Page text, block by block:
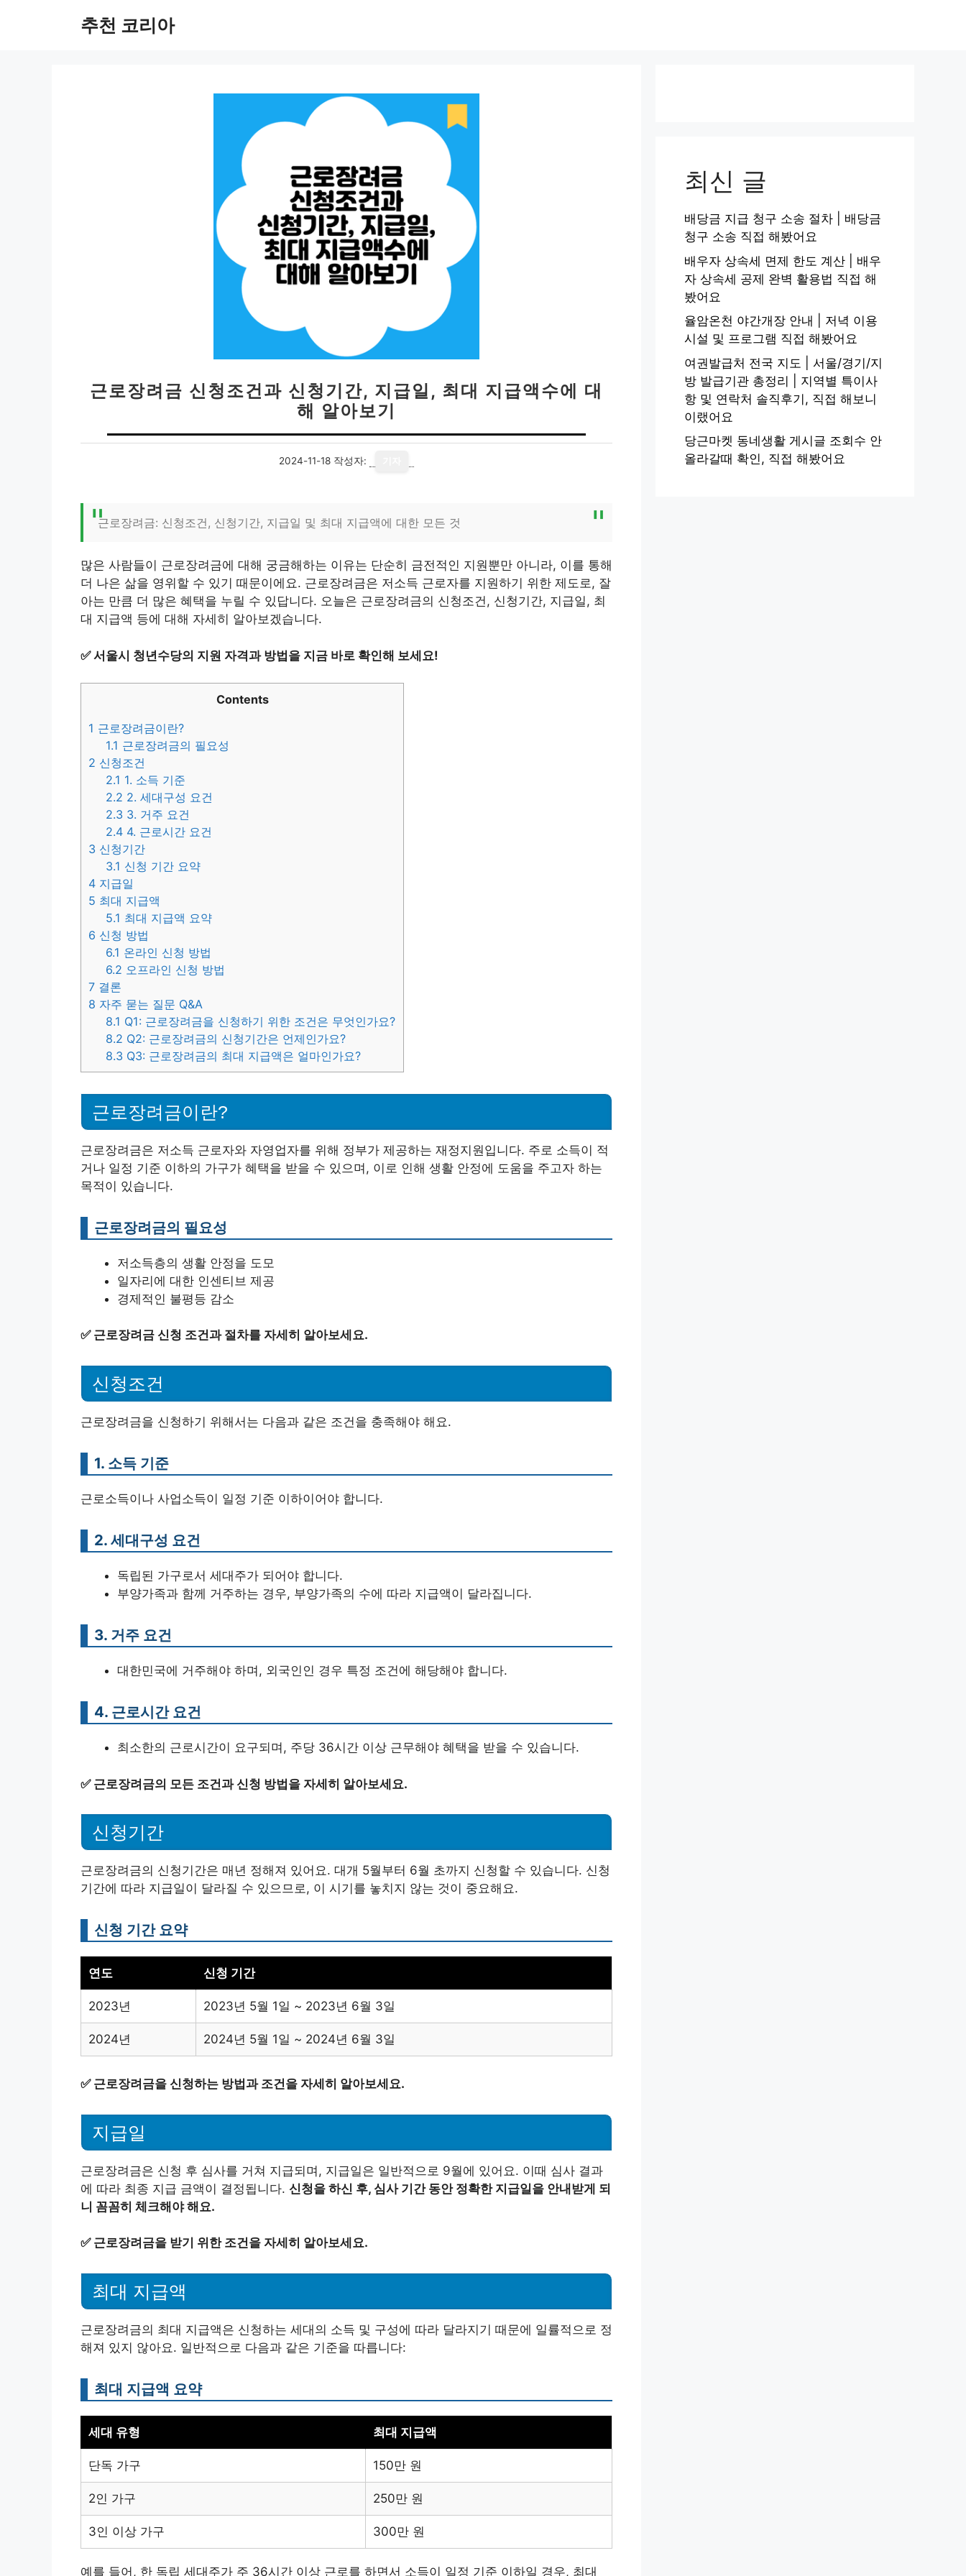
추천 코리아
근로장려금 신청조건과 신청기간, 지급일, 최대 지급액수에 대
해 알아보기
2024-11-18 작성자:
근로장려금: 신청조건, 신청기간, 지급일 및 최대 지급액에 대한 모든 것
많은 사람들이 근로장려금에 대해 궁금해하는 이유는 단순히 금전적인 지원뿐만 아니라, 이를 통해
더 나은 삶을 영위할 수 있기 때문이에요. 근로장려금은 저소득 근로자를 지원하기 위한 제도로, 잘
아는 만큼 더 많은 혜택을 누릴 수 있답니다. 오늘은 근로장려금의 신청조건, 신청기간, 지급일, 최
대 지급액 등에 대해 자세히 알아보겠습니다.
✅서울시 청년수당의 지원 자격과 방법을 지금 바로 확인해 보세요!
Contents
1 근로장려금이란?
1.1 근로장려금의 필요성
2 신청조건
2.1 1. 소득 기준
2.2 2. 세대구성 요건
2.3 3. 거주 요건
2.4 4. 근로시간 요건
3 신청기간
3.1 신청 기간 요약
4 지급일
5 최대 지급액
5.1 최대 지급액 요약
6 신청 방법
6.1 온라인 신청 방법
6.2 오프라인 신청 방법
7 결론
8 자주 묻는 질문 Q&A
8.1 Q1: 근로장려금을 신청하기 위한 조건은 무엇인가요?
8.2 Q2: 근로장려금의 신청기간은 언제인가요?
8.3 Q3: 근로장려금의 최대 지급액은 얼마인가요?
근로장려금이란?
근로장려금은 저소득 근로자와 자영업자를 위해 정부가 제공하는 재정지원입니다. 주로 소득이 적
거나 일정 기준 이하의 가구가 혜택을 받을 수 있으며, 이로 인해 생활 안정에 도움을 주고자 하는
목적이 있습니다.
근로장려금의 필요성
저소득층의 생활 안정을 도모
일자리에 대한 인센티브 제공
경제적인 불평등 감소
✅ 근로장려금 신청 조건과 절차를 자세히 알아보세요.
신청조건
근로장려금을 신청하기 위해서는 다음과 같은 조건을 충족해야 해요.
1. 소득 기준
근로소득이나 사업소득이 일정 기준 이하이어야 합니다.
2. 세대구성 요건
독립된 가구로서 세대주가 되어야 합니다.
부양가족과 함께 거주하는 경우, 부양가족의 수에 따라 지급액이 달라집니다.
3. 거주 요건
대한민국에 거주해야 하며, 외국인인 경우 특정 조건에 해당해야 합니다.
4. 근로시간 요건
최소한의 근로시간이 요구되며, 주당 36시간 이상 근무해야 혜택을 받을 수 있습니다.
✅ 근로장려금의 모든 조건과 신청 방법을 자세히 알아보세요.
신청기간
근로장려금의 신청기간은 매년 정해져 있어요. 대개 5월부터 6월 초까지 신청할 수 있습니다. 신청
기간에 따라 지급일이 달라질 수 있으므로, 이 시기를 놓치지 않는 것이 중요해요.
신청 기간 요약
연도 신청 기간
2023년 2023년 5월 1일 ~ 2023년 6월 3일
2024년 2024년 5월 1일 ~ 2024년 6월 3일
✅ 근로장려금을 신청하는 방법과 조건을 자세히 알아보세요.
지급일
근로장려금은 신청 후 심사를 거쳐 지급되며, 지급일은 일반적으로 9월에 있어요. 이때 심사 결과
에 따라 최종 지급 금액이 결정됩니다. 신청을 하신 후, 심사 기간 동안 정확한 지급일을 안내받게 되
니 꼼꼼히 체크해야 해요.
✅ 근로장려금을 받기 위한 조건을 자세히 알아보세요.
최대 지급액
근로장려금의 최대 지급액은 신청하는 세대의 소득 및 구성에 따라 달라지기 때문에 일률적으로 정
해져 있지 않아요. 일반적으로 다음과 같은 기준을 따릅니다:
최대 지급액 요약
세대 유형 최대 지급액
단독 가구 150만 원
2인 가구 250만 원
3인 이상 가구 300만 원
예를 들어, 한 독립 세대주가 주 36시간 이상 근로를 하면서 소득이 일정 기준 이하일 경우, 최대
최신 글
배당금 지급 청구 소송 절차 | 배당금
청구 소송 직접 해봤어요
배우자 상속세 면제 한도 계산 | 배우
자 상속세 공제 완벽 활용법 직접 해
봤어요
율암온천 야간개장 안내 | 저녁 이용
시설 및 프로그램 직접 해봤어요
여권발급처 전국 지도 | 서울/경기/지
방 발급기관 총정리 | 지역별 특이사
항 및 연락처 솔직후기, 직접 해보니
이랬어요
당근마켓 동네생활 게시글 조회수 안
올라갈때 확인, 직접 해봤어요